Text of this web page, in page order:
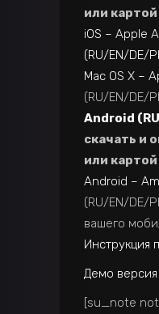
или
iOS – Apple
(RU/EN/DE/
Mac OS X –
(RU/EN/DE/
Android
скачать и
или
Android –
(RU/EN/DE/
вашего
Инструкция
Демо
[su_note